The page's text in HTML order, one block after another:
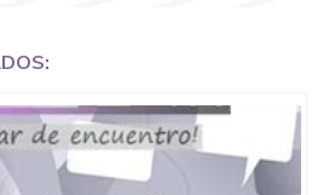
哪里可以买国外文凭
551190476怎么办理 外假毕业
制作美国毕业证551190476哪
证551190476留学生在哪里可以
哪里可以办理加拿大毕业证